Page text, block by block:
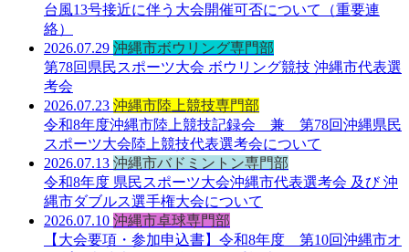
台風13号接近に伴う大会開催可否について（重要連
絡）
2026.07.29 沖縄市ボウリング専門部
第78回県民スポーツ大会 ボウリング競技 沖縄市代表選
考会
2026.07.23 沖縄市陸上競技専門部
令和8年度沖縄市陸上競技記録会 兼 第78回沖縄県民
スポーツ大会陸上競技代表選考会について
2026.07.13 沖縄市バドミントン専門部
令和8年度 県民スポーツ大会沖縄市代表選考会 及び 沖
縄市ダブルス選手権大会について
2026.07.10 沖縄市卓球専門部
【大会要項・参加申込書】令和8年度 第10回沖縄市オ